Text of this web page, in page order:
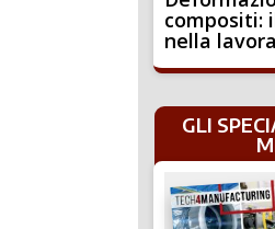
compositi:
nella
GLI